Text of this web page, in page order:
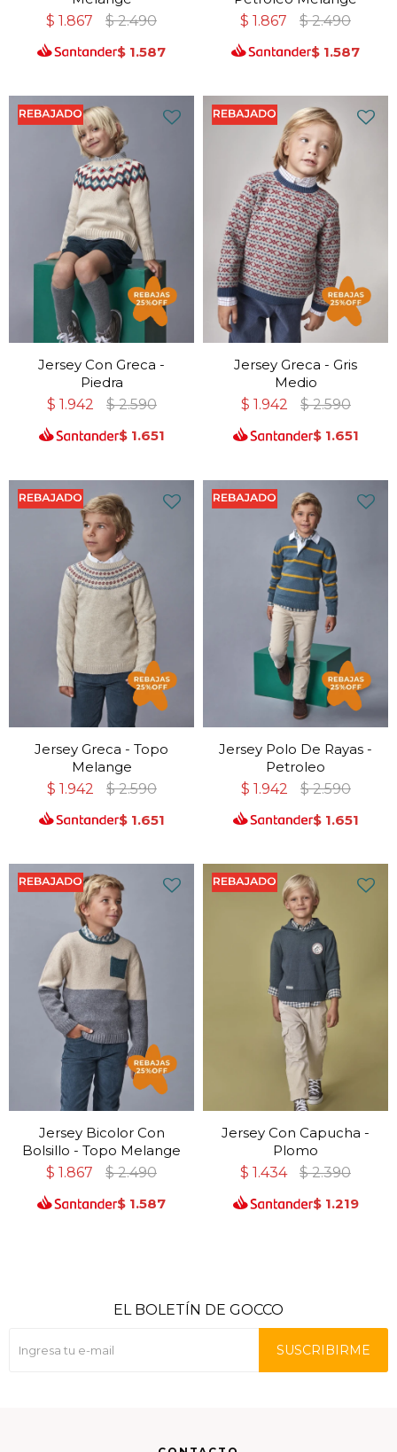
$ 1.867 $ 2.490
$ 1.587
$ 1.867 $ 2.490
$ 1.587
Jersey Con Greca -
Piedra
$ 1.942 $ 2.590
$ 1.651
Jersey Greca - Gris
Medio
$ 1.942 $ 2.590
$ 1.651
Jersey Greca - Topo
Melange
$ 1.942 $ 2.590
$ 1.651
Jersey Polo De Rayas -
Petroleo
$ 1.942 $ 2.590
$ 1.651
Jersey Bicolor Con
Bolsillo - Topo Melange
$ 1.867 $ 2.490
$ 1.587
Jersey Con Capucha -
Plomo
$ 1.434 $ 2.390
$ 1.219
EL BOLETÍN DE GOCCO
SUSCRIBIRME